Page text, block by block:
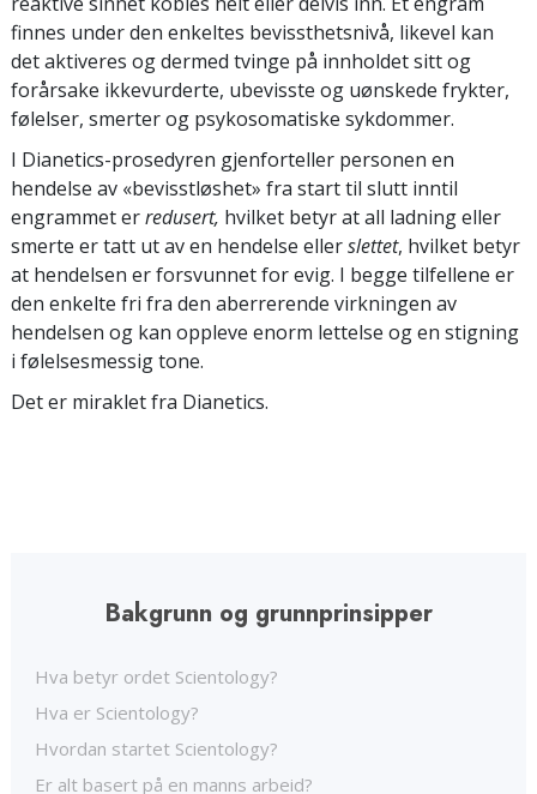
finnes under den enkeltes bevissthetsnivå, likevel kan
det aktiveres og dermed tvinge på innholdet sitt og
forårsake ikkevurderte, ubevisste og uønskede frykter,
følelser, smerter og psykosomatiske sykdommer.
I Dianetics-prosedyren gjenforteller personen en
hendelse av «bevisstløshet» fra start til slutt inntil
engrammet erredusert, hvilket betyr at all ladning eller
smerte er tatt ut av en hendelse ellerslettet, hvilket betyr
at hendelsen er forsvunnet for evig. I begge tilfellene er
den enkelte fri fra den aberrerende virkningen av
hendelsen og kan oppleve enorm lettelse og en stigning
i følelsesmessig tone.
Det er miraklet fra Dianetics.
Bakgrunn og grunnprinsipper
Hva betyr ordet Scientology?
Hva er Scientology?
Hvordan startet Scientology?
Er alt basert på en manns arbeid?